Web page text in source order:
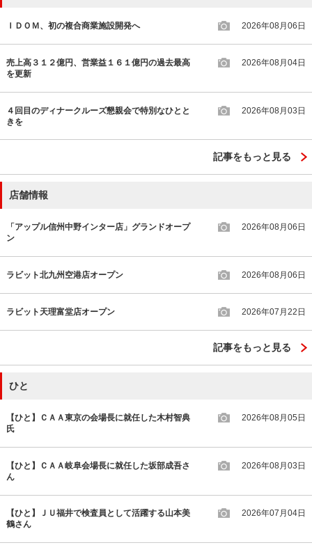
ＩＤＯＭ、初の複合商業施設開発へ 2026年08月06日
売上高３１２億円、営業益１６１億円の過去最高
を更新
2026年08月04日
４回目のディナークルーズ懇親会で特別なひとと
きを
2026年08月03日
記事をもっと見る
店舗情報
「アップル信州中野インター店」グランドオープ
ン
2026年08月06日
ラビット北九州空港店オープン 2026年08月06日
ラビット天理富堂店オープン 2026年07月22日
記事をもっと見る
ひと
【ひと】ＣＡＡ東京の会場長に就任した木村智典
氏
2026年08月05日
【ひと】ＣＡＡ岐阜会場長に就任した坂部成吾さ
ん
2026年08月03日
【ひと】ＪＵ福井で検査員として活躍する山本美
鶴さん
2026年07月04日